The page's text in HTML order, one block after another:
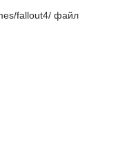
fallout4/ файл